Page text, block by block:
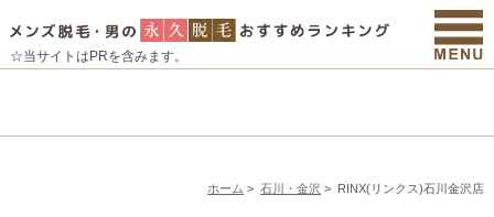
☆当サイトはPRを含みます。
ホーム > 石川・金沢 > RINX(リンクス)石川金沢店